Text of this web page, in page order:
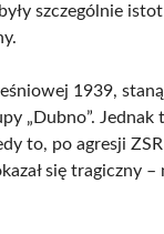
szczególnie
1939,
„Dubno”. Jednak
to, po agresji
się tragiczny –